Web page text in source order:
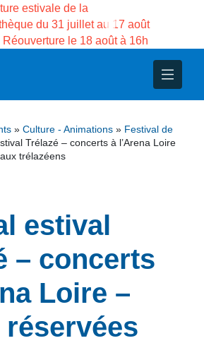
estivale de la
du 31 juillet au 17 août
Réouverture le 18 août à 16h
» Culture - Animations » Festival de
Trélazé – concerts à l’Arena Loire
trélazéens
estival
– concerts
Loire –